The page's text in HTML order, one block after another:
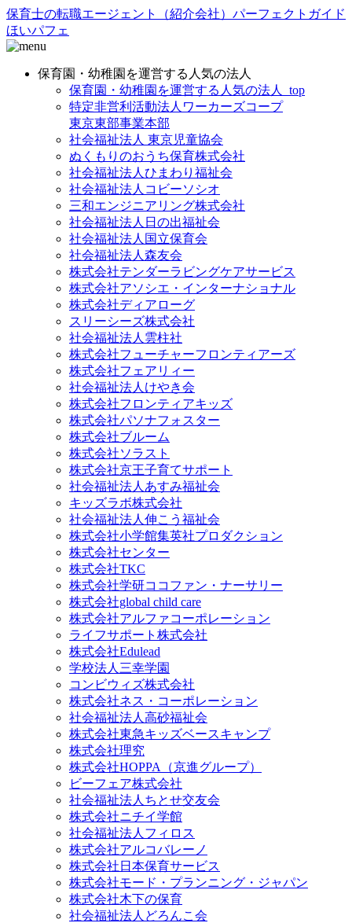
保育士の転職エージェント（紹介会社）パーフェクトガイド
ほいパフェ
保育園・幼稚園を運営する人気の法人
保育園・幼稚園を運営する人気の法人_top
特定非営利活動法人ワーカーズコープ
東京東部事業本部
社会福祉法人 東京児童協会
ぬくもりのおうち保育株式会社
社会福祉法人ひまわり福祉会
社会福祉法人コビーソシオ
三和エンジニアリング株式会社
社会福祉法人日の出福祉会
社会福祉法人国立保育会
社会福祉法人森友会
株式会社テンダーラビングケアサービス
株式会社アソシエ・インターナショナル
株式会社ディアローグ
スリーシーズ株式会社
社会福祉法人雲柱社
株式会社フューチャーフロンティアーズ
株式会社フェアリィー
社会福祉法人けやき会
株式会社フロンティアキッズ
株式会社パソナフォスター
株式会社ブルーム
株式会社ソラスト
株式会社京王子育てサポート
社会福祉法人あすみ福祉会
キッズラボ株式会社
社会福祉法人伸こう福祉会
株式会社小学館集英社プロダクション
株式会社センター
株式会社TKC
株式会社学研ココファン・ナーサリー
株式会社global child care
株式会社アルファコーポレーション
ライフサポート株式会社
株式会社Edulead
学校法人三幸学園
コンビウィズ株式会社
株式会社ネス・コーポレーション
社会福祉法人高砂福祉会
株式会社東急キッズベースキャンプ
株式会社理究
株式会社HOPPA（京進グループ）
ビーフェア株式会社
社会福祉法人ちとせ交友会
株式会社ニチイ学館
社会福祉法人フィロス
株式会社アルコバレーノ
株式会社日本保育サービス
株式会社モード・プランニング・ジャパン
株式会社木下の保育
社会福祉法人どろんこ会